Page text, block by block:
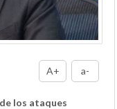
A+
a-
los ataques